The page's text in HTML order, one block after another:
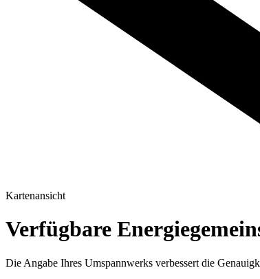
Kartenansicht
Verfügbare
Die Angabe Ihres Umspannwerks verbessert die